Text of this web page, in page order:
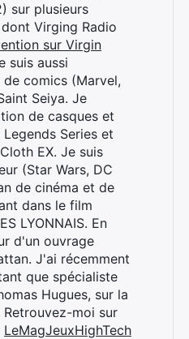
sur plusieurs
Virging Radio
sur Virgin
suis aussi
de comics (Marvel,
Seiya. Je
de casques et
Series et
EX. Je suis
(Star Wars, DC
de cinéma et de
dans le film
LYONNAIS. En
d'un ouvrage
J'ai récemment
que spécialiste
Hugues, sur la
Retrouvez-moi sur
LeMagJeuxHighTech